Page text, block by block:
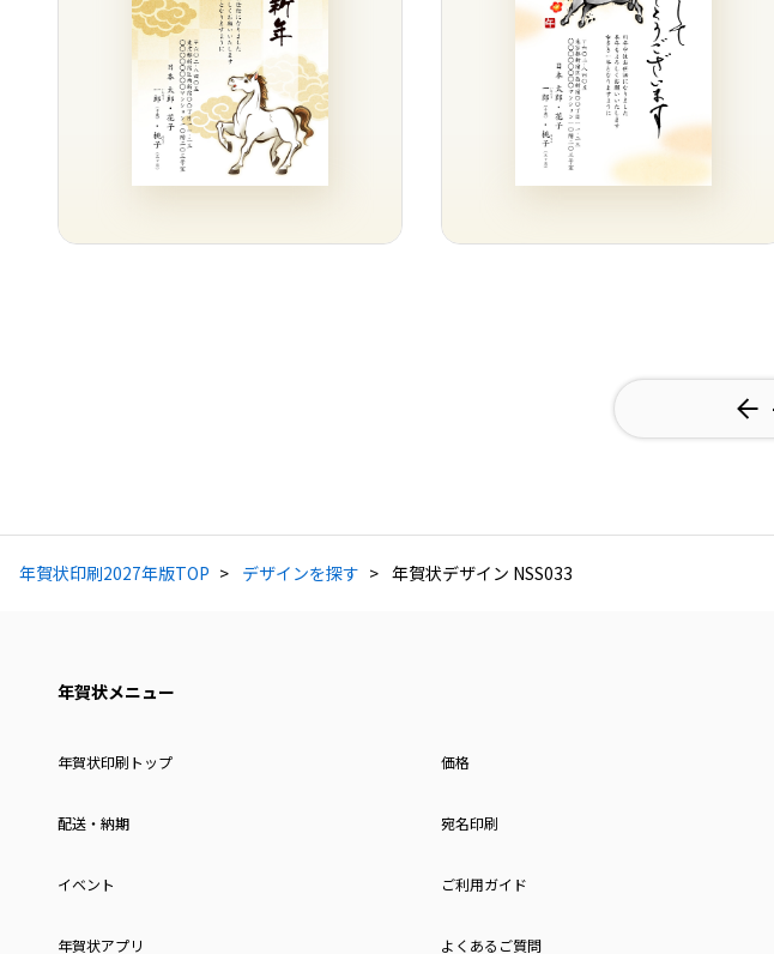
年賀状印刷2027年版TOP デザインを探す 年賀状デザイン NSS033
年賀状メニュー
年賀状印刷トップ 価格
配送・納期 宛名印刷
イベント ご利用ガイド
年賀状アプリ よくあるご質問